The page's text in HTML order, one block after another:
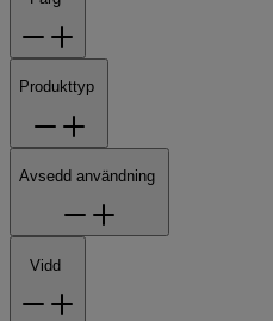
Produkttyp
Avsedd användning
Vidd